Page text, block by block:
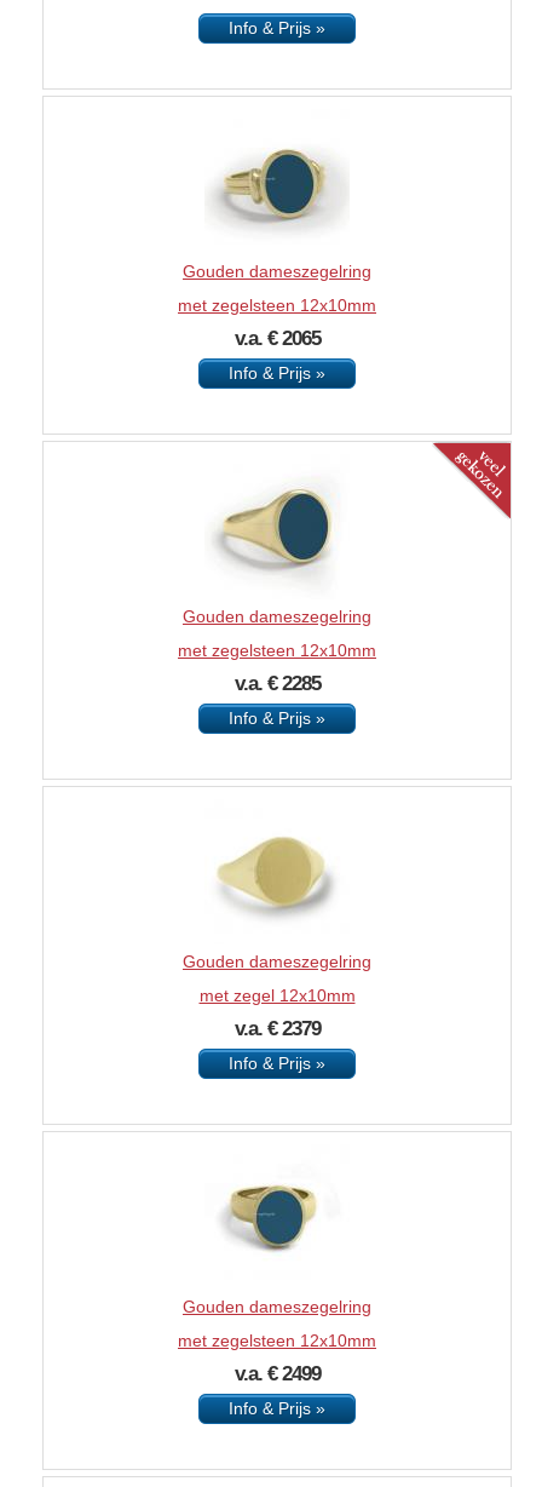
Info & Prijs »
Gouden dameszegelring
met zegelsteen 12x10mm
v.a. € 2065
Info & Prijs »
Gouden dameszegelring
met zegelsteen 12x10mm
v.a. € 2285
Info & Prijs »
Gouden dameszegelring
met zegel 12x10mm
v.a. € 2379
Info & Prijs »
Gouden dameszegelring
met zegelsteen 12x10mm
v.a. € 2499
Info & Prijs »